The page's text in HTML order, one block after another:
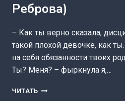
Реброва)
– Как ты верно сказала,
такой плохой девочке, как
на себя обязанности твоих
Ты? Меня? – фыркнула я,…
ЧИТАТЬ ВО